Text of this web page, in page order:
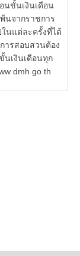
นขั้นเงินเดือน
นจากราชการ
นแต่ละครั้งที่ได้
สอบสวนต้อง
นเงินเดือนทุก
dmh go th